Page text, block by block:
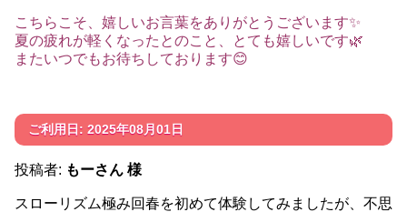
こちらこそ、嬉しいお言葉をありがとうございます✨
夏の疲れが軽くなったとのこと、とても嬉しいです🌿
またいつでもお待ちしております😊
ご利用日: 2025年08月01日
投稿者: もーさん 様
スローリズム極み回春を初めて体験してみましたが、不思